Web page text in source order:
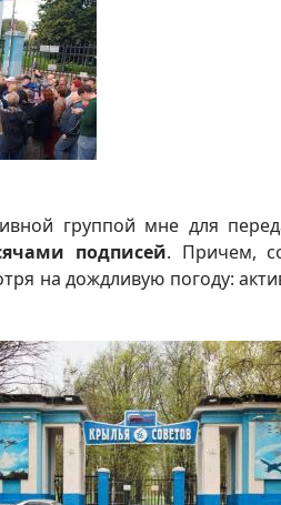
группой мне для
подписей. Причем,
на дождливую погоду: